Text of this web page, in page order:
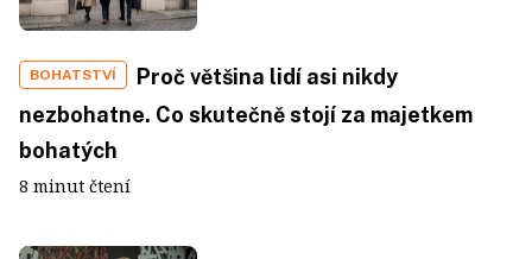
BOHATSTVÍ
Proč většina lidí asi nikdy
nezbohatne. Co skutečně stojí za majetkem
bohatých
8 minut čtení